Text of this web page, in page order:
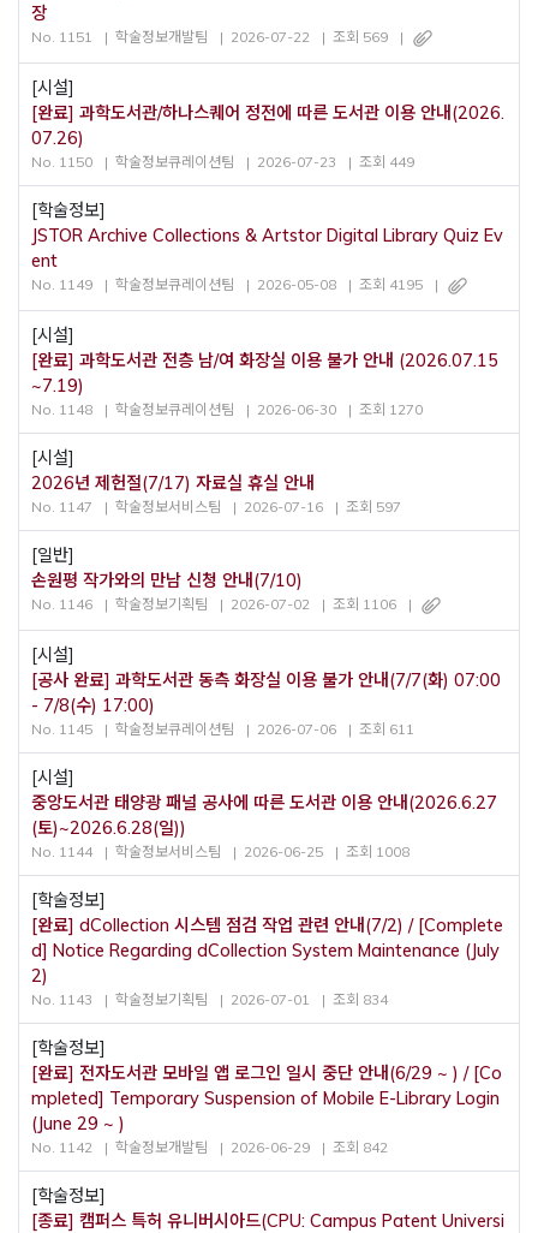
장
No. 1151 학술정보개발팀 2026-07-22 조회 569
[시설]
[완료] 과학도서관/하나스퀘어 정전에 따른 도서관 이용 안내(2026.
07.26)
No. 1150 학술정보큐레이션팀 2026-07-23 조회 449
[학술정보]
JSTOR Archive Collections & Artstor Digital Library Quiz Ev
ent
No. 1149 학술정보큐레이션팀 2026-05-08 조회 4195
[시설]
[완료] 과학도서관 전층 남/여 화장실 이용 불가 안내 (2026.07.15
~7.19)
No. 1148 학술정보큐레이션팀 2026-06-30 조회 1270
[시설]
2026년 제헌절(7/17) 자료실 휴실 안내
No. 1147 학술정보서비스팀 2026-07-16 조회 597
[일반]
손원평 작가와의 만남 신청 안내(7/10)
No. 1146 학술정보기획팀 2026-07-02 조회 1106
[시설]
[공사 완료] 과학도서관 동측 화장실 이용 불가 안내(7/7(화) 07:00
- 7/8(수) 17:00)
No. 1145 학술정보큐레이션팀 2026-07-06 조회 611
[시설]
중앙도서관 태양광 패널 공사에 따른 도서관 이용 안내(2026.6.27
(토)~2026.6.28(일))
No. 1144 학술정보서비스팀 2026-06-25 조회 1008
[학술정보]
[완료] dCollection 시스템 점검 작업 관련 안내(7/2) / [Complete
d] Notice Regarding dCollection System Maintenance (July
2)
No. 1143 학술정보기획팀 2026-07-01 조회 834
[학술정보]
[완료] 전자도서관 모바일 앱 로그인 일시 중단 안내(6/29 ~ ) / [Co
mpleted] Temporary Suspension of Mobile E-Library Login
(June 29 ~ )
No. 1142 학술정보개발팀 2026-06-29 조회 842
[학술정보]
[종료] 캠퍼스 특허 유니버시아드(CPU: Campus Patent Universi